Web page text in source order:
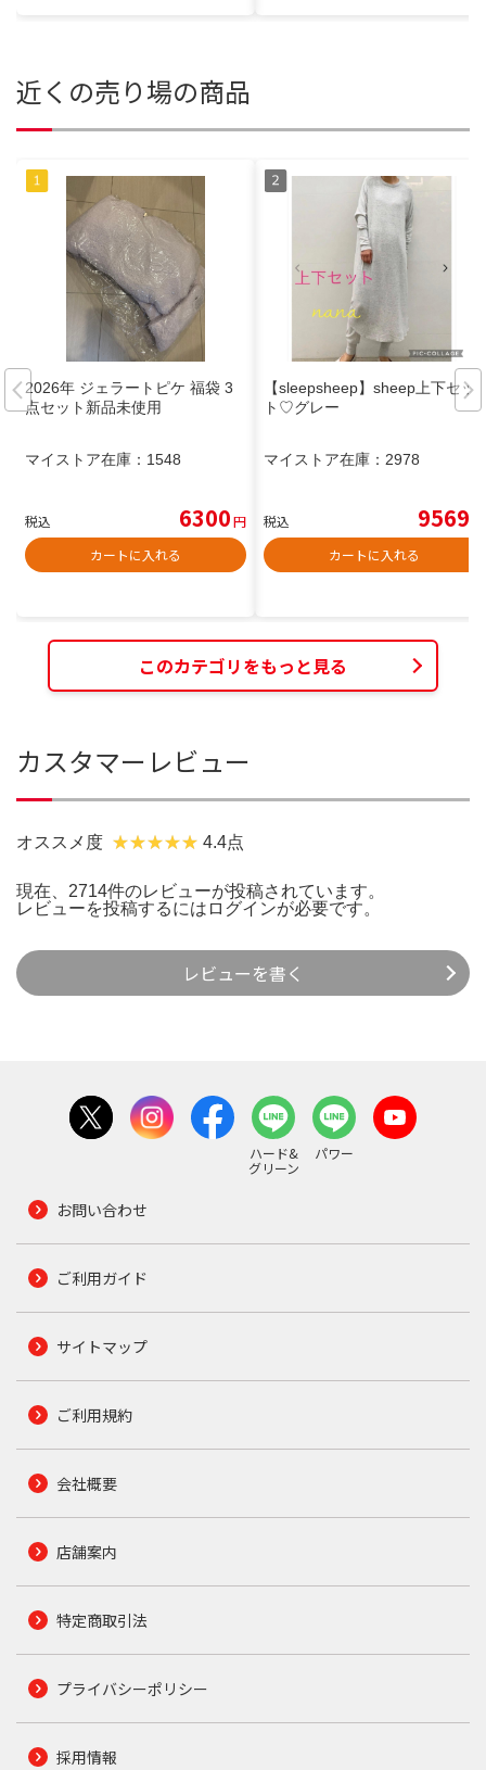
近くの売り場の商品
2026年 ジェラートピケ 福袋 3
点セット新品未使用
マイストア在庫： 1548
税込 6300円
カートに入れる
【sleepsheep】sheep上下セッ
ト♡グレー
マイストア在庫： 2978
税込 9569
カートに入れる
このカテゴリをもっと見る
カスタマーレビュー
オススメ度 4.4点
現在、2714件のレビューが投稿されています。
レビューを投稿するには ログインが必要です。
レビューを書く
ハード&
グリーン
パワー
お問い合わせ
ご利用ガイド
サイトマップ
ご利用規約
会社概要
店舗案内
特定商取引法
プライバシーポリシー
採用情報